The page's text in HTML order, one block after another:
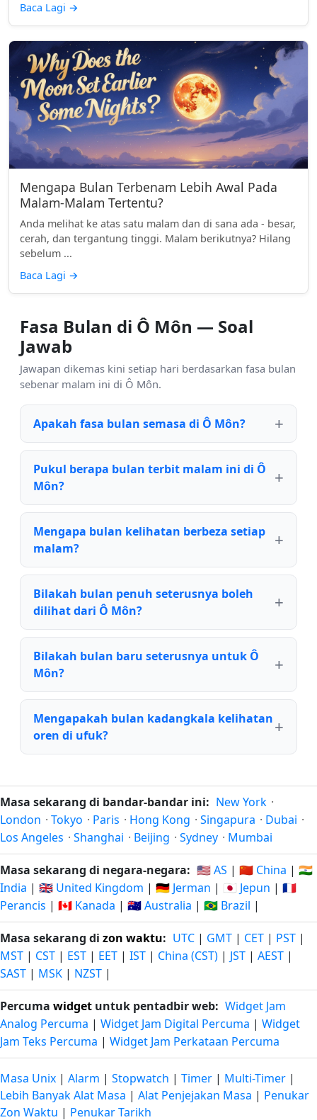
Baca Lagi →
Mengapa Bulan Terbenam Lebih Awal Pada
Malam-Malam Tertentu?
Anda melihat ke atas satu malam dan di sana ada - besar,
cerah, dan tergantung tinggi. Malam berikutnya? Hilang
sebelum ...
Baca Lagi →
Fasa Bulan di Ô Môn — Soal
Jawab
Jawapan dikemas kini setiap hari berdasarkan fasa bulan
sebenar malam ini di Ô Môn.
Apakah fasa bulan semasa di Ô Môn?
Pukul berapa bulan terbit malam ini di Ô
Môn?
Mengapa bulan kelihatan berbeza setiap
malam?
Bilakah bulan penuh seterusnya boleh
dilihat dari Ô Môn?
Bilakah bulan baru seterusnya untuk Ô
Môn?
Mengapakah bulan kadangkala kelihatan
oren di ufuk?
Masa sekarang di bandar-bandar ini: New York ·
London · Tokyo · Paris · Hong Kong · Singapura · Dubai ·
Los Angeles · Shanghai · Beijing · Sydney · Mumbai
Masa sekarang di negara-negara: 🇺🇸 AS | 🇨🇳 China | 🇮🇳
India | 🇬🇧 United Kingdom | 🇩🇪 Jerman | 🇯🇵 Jepun | 🇫🇷
Perancis | 🇨🇦 Kanada | 🇦🇺 Australia | 🇧🇷 Brazil |
Masa sekarang di zon waktu: UTC | GMT | CET | PST |
MST | CST | EST | EET | IST | China (CST) | JST | AEST |
SAST | MSK | NZST |
Percuma widget untuk pentadbir web: Widget Jam
Analog Percuma | Widget Jam Digital Percuma | Widget
Jam Teks Percuma | Widget Jam Perkataan Percuma
Masa Unix | Alarm | Stopwatch | Timer | Multi-Timer |
Lebih Banyak Alat Masa | Alat Penjejakan Masa | Penukar
Zon Waktu | Penukar Tarikh